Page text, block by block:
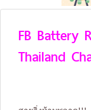
FB Battery
Thailand